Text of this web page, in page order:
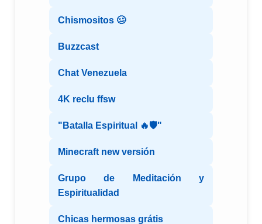
Chismositos 🥴
Buzzcast
Chat Venezuela
4K reclu ffsw
"Batalla Espiritual 🔥🛡️"
Minecraft new versión
Grupo de Meditación y
Espiritualidad
Chicas hermosas grátis